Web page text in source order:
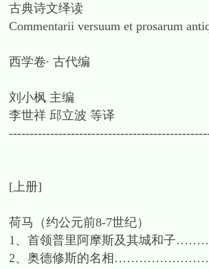
古典诗文绎读
Commentarii versuum et prosarum
西学卷∙ 古代编
刘小枫 主编
李世祥 邱立波 等译
[上册]
荷马（约公元前8-7世纪）
1、首领普里阿摩斯及其城和
2、奥德修斯的名相